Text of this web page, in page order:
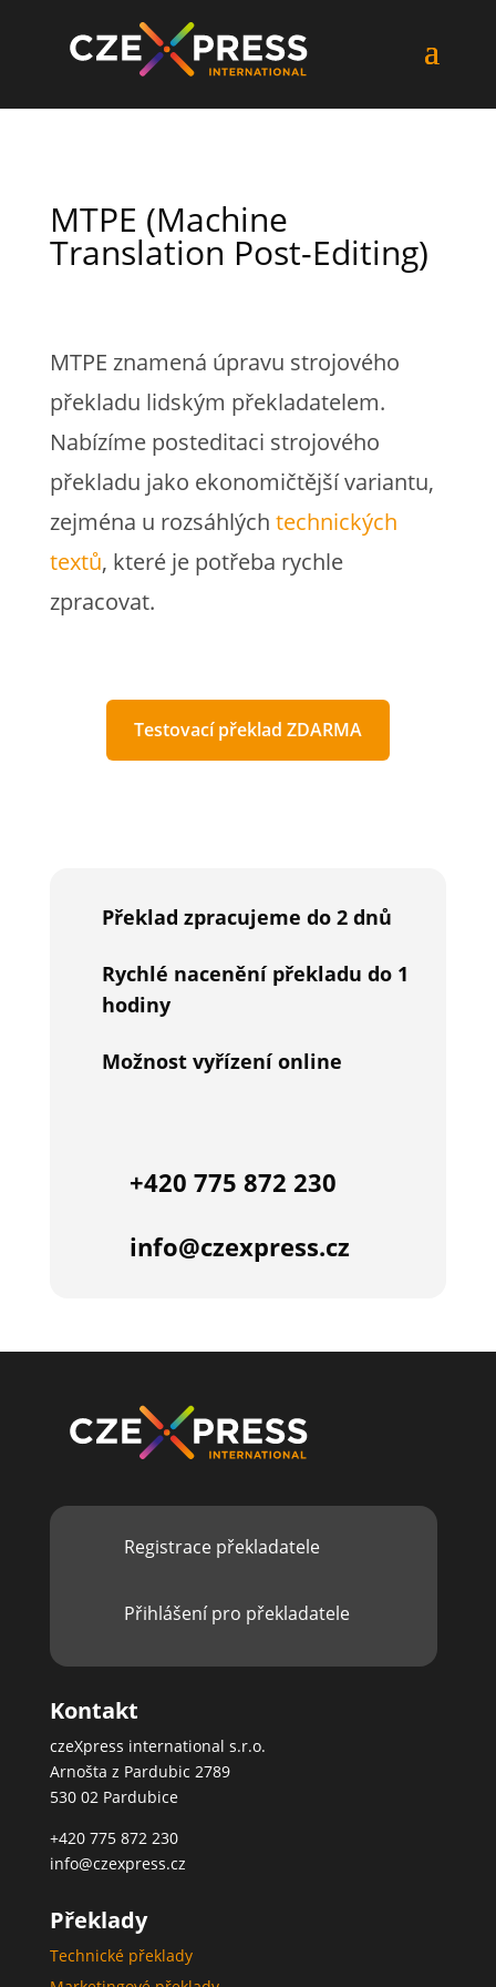
MTPE (Machine
Translation Post-Editing)
MTPE znamená úpravu strojového
překladu lidským překladatelem.
Nabízíme posteditaci strojového
překladu jako ekonomičtější variantu,
zejména u rozsáhlých technických
textů, které je potřeba rychle
zpracovat.
Testovací překlad ZDARMA
Překlad zpracujeme do 2 dnů
Rychlé nacenění překladu do 1
hodiny
Možnost vyřízení online
+420 775 872 230
info@czexpress.cz
Registrace překladatele
Přihlášení pro překladatele
Kontakt
czeXpress international s.r.o.
Arnošta z Pardubic 2789
530 02 Pardubice
+420 775 872 230
info@czexpress.cz
Překlady
Technické překlady